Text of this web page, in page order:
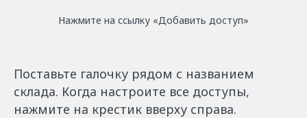
Нажмите на ссылку «Добавить доступ»
Поставьте галочку рядом с названием
склада. Когда настроите все доступы,
нажмите на крестик вверху справа.